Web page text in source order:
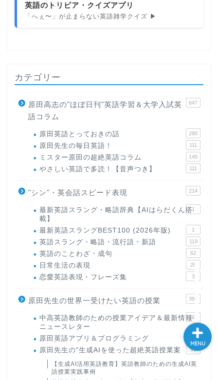
英語のトリビア・クイズアプリ
「へぇ〜」が止まらない英語雑学クイズ ▶
カテゴリー
原田高志の"ほぼ日刊"英語学習＆大学入試英
語コラム
647
原田英語とっておきの話 280
原田先生の毎日英語！ 111
ミスター原田の超絶英語コラム 145
やさしい英語で多読！【音声つき】 111
"シン"・英会話スピード表現 214
最新英語スラング・略語辞典【AIはらだくん搭
載】
1
最新英語スラングBEST100 (2026年版) 1
英語スラング・略語・流行語・新語 119
英語のことわざ・成句 62
日常生活の表現 28
恋愛英語表現・フレーズ集 3
原田先生の世界一受けたい英語の授業 398
中高英語教師のための授業アイデア＆最新情報
ニュースレター
169
原田英語アプリ＆プログラミング
原田先生の"生成AIを使った超絶英語授業案 95
【生成AI活用英語教育】英語教師のための生成AI英
語授業実践事例
MENU
原田高志の”ほぼ日刊”英語
“シン”・英会話スピード表
英語名言・格言・カッコい
い英語＆素敵な英文フレー